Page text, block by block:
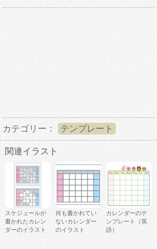
カテゴリー： テンプレート
関連イラスト
スケジュールが
書かれたカレン
ダーのイラスト
何も書かれてい
ないカレンダー
のイラスト
カレンダーのテ
ンプレート（英
語）